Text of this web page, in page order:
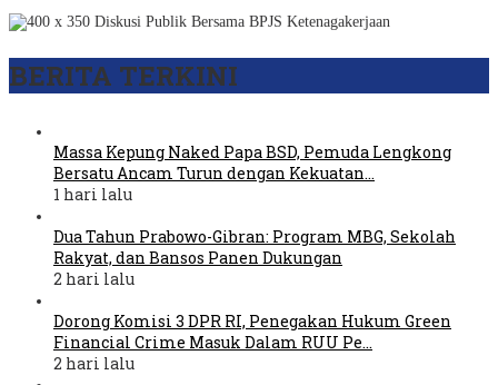
BERITA TERKINI
Massa Kepung Naked Papa BSD, Pemuda Lengkong
Bersatu Ancam Turun dengan Kekuatan…
1 hari lalu
Dua Tahun Prabowo-Gibran: Program MBG, Sekolah
Rakyat, dan Bansos Panen Dukungan
2 hari lalu
Dorong Komisi 3 DPR RI, Penegakan Hukum Green
Financial Crime Masuk Dalam RUU Pe…
2 hari lalu